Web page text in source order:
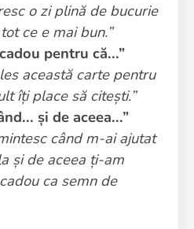
o zi plină de bucurie
ce e mai bun.”
pentru că...”
această carte pentru
îți place să citești.”
și de aceea...”
când m-ai ajutat
și de aceea ți-am
ca semn de